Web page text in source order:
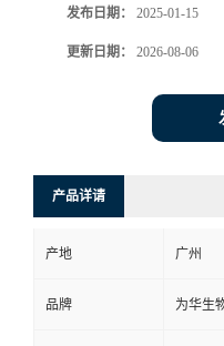
发布日期： 2025-01-15
更新日期： 2026-08-06
产品详请
产地 广州
品牌 为华生